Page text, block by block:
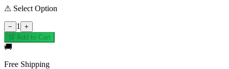
⚠ Select Option
− 1
+
🛒 Add to Cart
🚚
Free Shipping